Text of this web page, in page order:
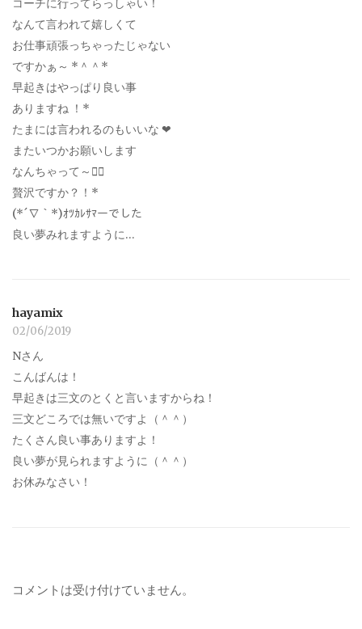
コーチに行ってらっしゃい！
なんて言われて嬉しくて
お仕事頑張っちゃったじゃない
ですかぁ～ *＾＾*
早起きはやっぱり良い事
ありますね ！*
たまには言われるのもいいな ‪‪❤︎‬
またいつかお願いします
なんちゃって～笑⃝
贅沢ですか？！*
(*´∇｀*)ｵﾂｶﾚｻﾏーでした
良い夢みれますように…
hayamix
02/06/2019
Nさん
こんばんは！
早起きは三文のとくと言いますからね！
三文どころでは無いですよ（＾＾）
たくさん良い事ありますよ！
良い夢が見られますように（＾＾）
お休みなさい！
コメントは受け付けていません。